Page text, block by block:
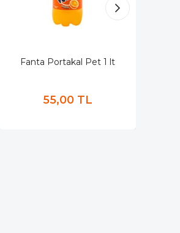
Fanta Portakal Pet 1 lt
55,00 TL